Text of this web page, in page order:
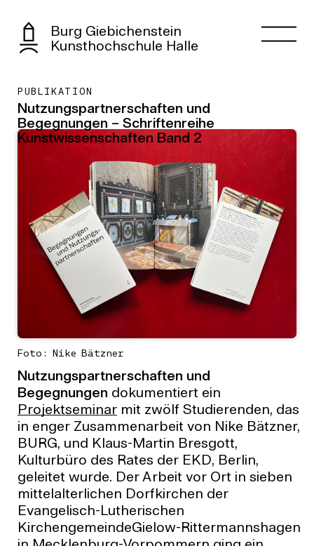
Burg Giebichenstein
Kunsthochschule Halle
PUBLIKATION
Nutzungspartnerschaften und
Begegnungen – Schriftenreihe
Kunstwissenschaften Band 2
Foto: Nike Bätzner
Nutzungspartnerschaften und
Begegnungen dokumentiert ein
Projektseminarmit zwölf Studierenden, das
in enger Zusammenarbeit von Nike Bätzner,
BURG, und Klaus-Martin Bresgott,
Kulturbüro des Rates der EKD, Berlin,
geleitet wurde. Der Arbeit vor Ort in sieben
mittelalterlichen Dorfkirchen der
Evangelisch-Lutherischen
KirchengemeindeGielow-Rittermannshagen